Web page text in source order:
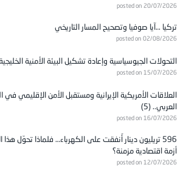
posted on 20/07/2026
تركيا …آيا صوفيا وتصحيح المسار التاريخي
posted on 02/08/2026
التحولات الجيوسياسية وإعادة تشكيل البيئة الأمنية
posted on 15/07/2026
العلاقات الأمريكية الإيرانية ومستقبل الأمن الإقليمي في
العربي.. (5)
posted on 16/07/2026
596 تريليون دينار أُنفقت على الكهرباء… فلماذا تحوّل هذا
أزمة اقتصادية مزمنة؟
posted on 12/07/2026